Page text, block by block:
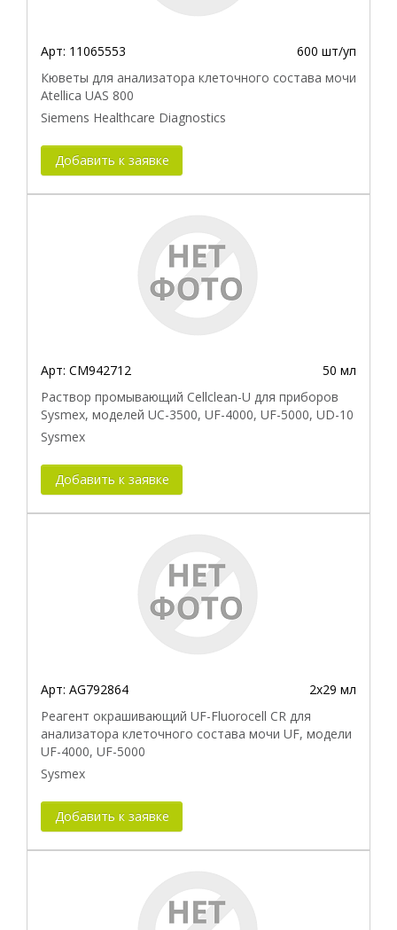
Арт: 11065553
600 шт/уп
Кюветы для анализатора клеточного состава мочи
Atellica UAS 800
Siemens Healthcare Diagnostics
Добавить к заявке
Арт: CM942712
50 мл
Раствор промывающий Cellclean-U для приборов
Sysmex, моделей UC-3500, UF-4000, UF-5000, UD-10
Sysmex
Добавить к заявке
Арт: AG792864
2х29 мл
Реагент окрашивающий UF-Fluorocell CR для
анализатора клеточного состава мочи UF, модели
UF-4000, UF-5000
Sysmex
Добавить к заявке